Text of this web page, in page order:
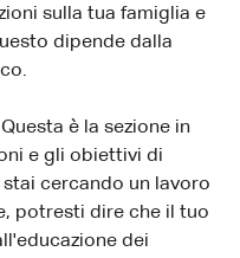
sulla tua famiglia e
dipende dalla
è la sezione in
e gli obiettivi di
cercando un lavoro
potresti dire che il tuo
dei